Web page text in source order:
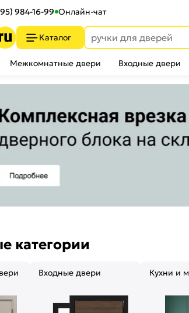
984-16-99 Онлайн-чат
Каталог
Межкомнатные двери Входные двери
категории
Входные двери Кухни и